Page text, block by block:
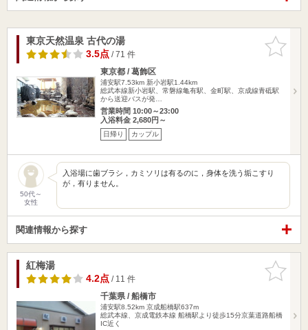
お気に入
りに追加
東京天然温泉 古代の湯
3.5点/ 71 件
東京都 / 葛飾区
浦安駅7.53km 新小岩駅1.44km
総武本線新小岩駅、常磐線亀有駅、金町駅、京成線青砥駅
から送迎バスが発…
営業時間 10:00～23:00
入浴料金 2,680円～
日帰り カップル
50代～
女性
入浴場に歯ブラシ，カミソリは有るのに，身体を洗う垢こすり
が，有りません。
関連情報から探す
お気に入
りに追加
紅梅湯
4.2点/ 11 件
千葉県 / 船橋市
浦安駅8.52km 京成船橋駅637m
総武本線、京成電鉄本線 船橋駅より徒歩15分京葉道路船橋
IC近く